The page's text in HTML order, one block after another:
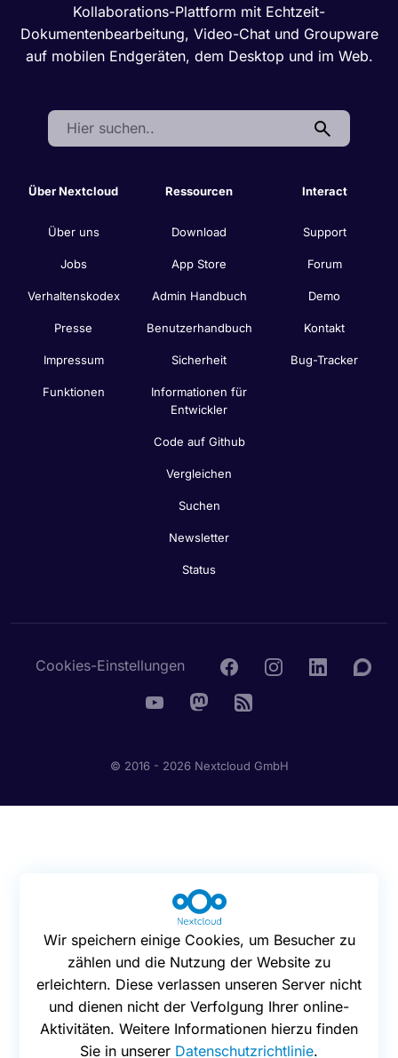
Kollaborations-Plattform mit Echtzeit-
Dokumentenbearbeitung, Video-Chat und Groupware
auf mobilen Endgeräten, dem Desktop und im Web.
Search:
Über Nextcloud
Über uns
Jobs
Verhaltenskodex
Presse
Impressum
Funktionen
Ressourcen
Download
App Store
Admin Handbuch
Benutzerhandbuch
Sicherheit
Informationen für
Entwickler
Code auf Github
Vergleichen
Suchen
Newsletter
Status
Interact
Support
Forum
Demo
Kontakt
Bug-Tracker
Cookies-Einstellungen
© 2016 - 2026 Nextcloud GmbH
Wir speichern einige Cookies, um Besucher zu
zählen und die Nutzung der Website zu
erleichtern. Diese verlassen unseren Server nicht
und dienen nicht der Verfolgung Ihrer online-
Aktivitäten. Weitere Informationen hierzu finden
Sie in unserer Datenschutzrichtlinie.